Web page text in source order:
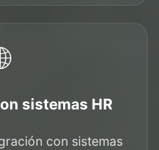
sistemas HR
con sistemas